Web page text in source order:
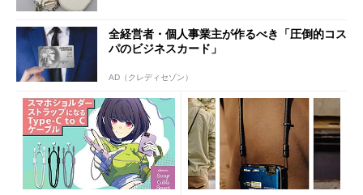
全経営者・個人事業主が作るべき「圧倒的コス
パのビジネスカード」
AD（クレディセゾン）